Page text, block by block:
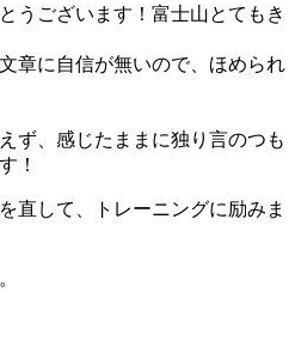
うございます！富士山とてもき
章に自信が無いので、ほめられ
ず、感じたままに独り言のつも
！
直して、トレーニングに励みま